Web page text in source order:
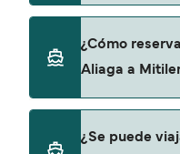
no incluye los
Mitilene.
¿Cómo
Aliaga a
través de nuestro
¿Se puede